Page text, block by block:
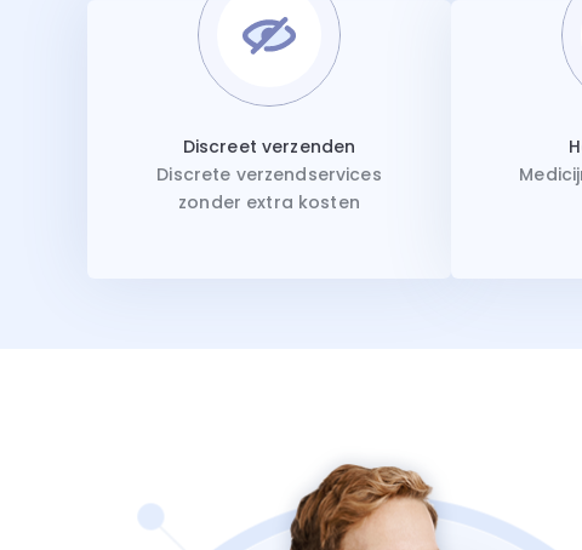
Discreet verzenden
Discrete verzendservices
zonder extra kosten